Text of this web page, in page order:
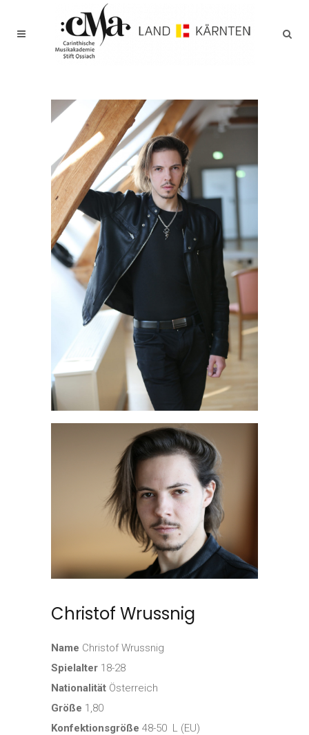
Christof Wrussnig
Name Christof Wrussnig
Spielalter 18-28
Nationalität Österreich
Größe 1,80
Konfektionsgröße 48-50 L (EU)